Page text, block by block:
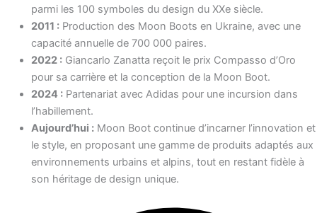
parmi les 100 symboles du design du XXe siècle.
2011 :Production des Moon Boots en Ukraine, avec une
capacité annuelle de 700 000 paires.
2022 :Giancarlo Zanatta reçoit le prix Compasso d’Oro
pour sa carrière et la conception de la Moon Boot.
2024 :Partenariat avec Adidas pour une incursion dans
l’habillement.
Aujourd’hui :Moon Boot continue d’incarner l’innovation et
le style, en proposant une gamme de produits adaptés aux
environnements urbains et alpins, tout en restant fidèle à
son héritage de design unique.